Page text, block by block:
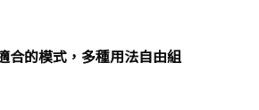
合的模式，多種用法自由組